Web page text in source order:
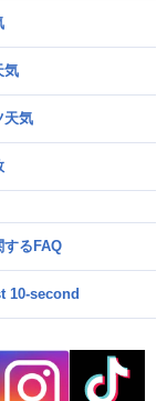
気
天気
するFAQ
10-second